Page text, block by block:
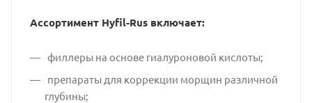
Ассортимент Hyfil-Rus включает:
филлеры на основе гиалуроновой кислоты;
препараты для коррекции морщин различной
глубины;